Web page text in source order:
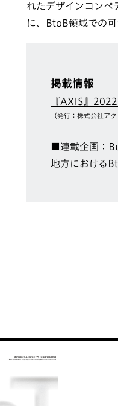
れたデザインコンペ
に、BtoB領域での可
掲載情報
『AXIS』
（発行：株式会社アク
■連載企画：
地方における